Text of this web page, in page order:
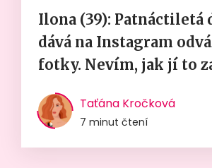
Ilona (39): Patnáctiletá
dává na Instagram
fotky. Nevím, jak jí to
Taťána Kročková
7 minut čtení